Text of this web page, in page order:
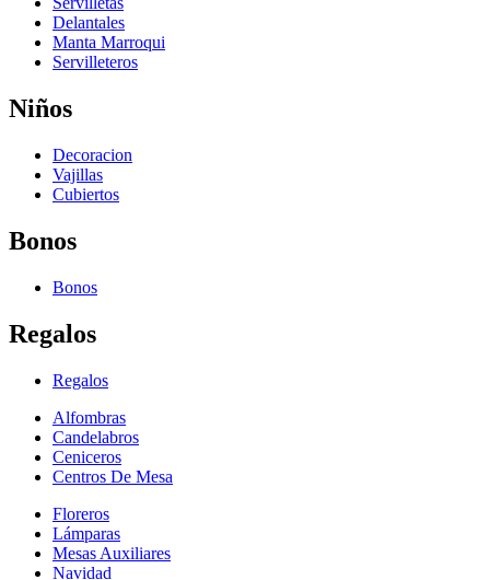
Delantales
Manta Marroqui
Servilleteros
Niños
Decoracion
Vajillas
Cubiertos
Bonos
Bonos
Regalos
Regalos
Alfombras
Candelabros
Ceniceros
Centros De Mesa
Floreros
Lámparas
Mesas Auxiliares
Navidad